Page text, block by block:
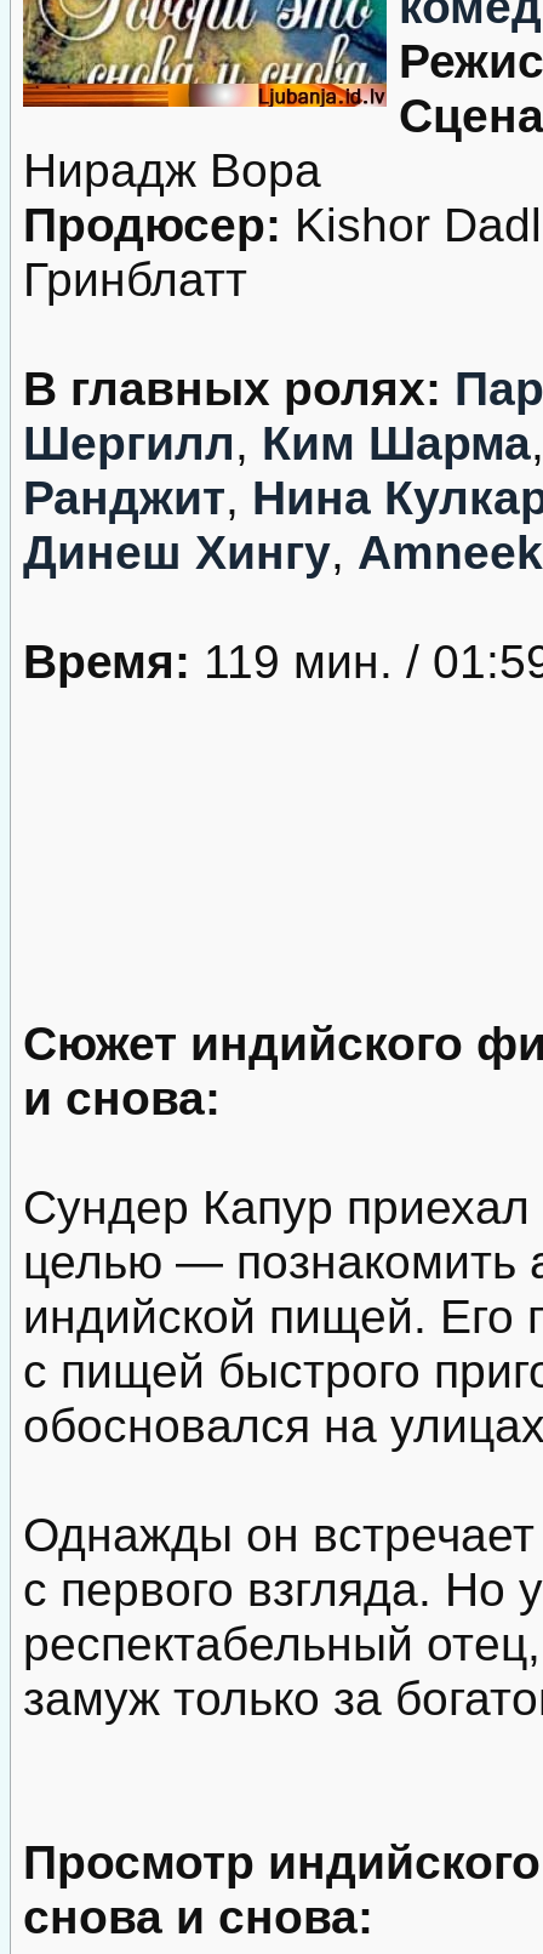
Нирадж Вора
Продюсер: Kishor
Гринблатт
В главных ролях:
Шергилл, Ким Шарма
Ранджит, Нина
Динеш Хингу,
Время: 119 мин. /
Сюжет индийского
и снова:
Сундер Капур
целью — познакомить
индийской пищей. Его
с пищей быстрого
обосновался на
Однажды он
с первого взгляда. Но
респектабельный
замуж только за
Просмотр
снова и снова: